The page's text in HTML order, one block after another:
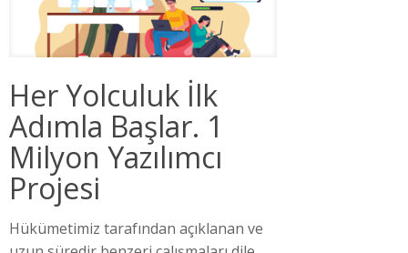
Her Yolculuk İlk
Adımla Başlar. 1
Milyon Yazılımcı
Projesi
Hükümetimiz tarafından açıklanan ve